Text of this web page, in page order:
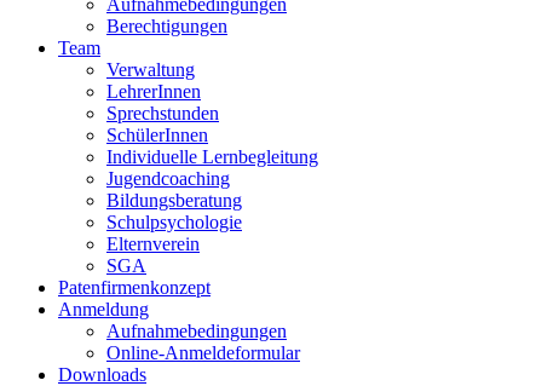
Aufnahmebedingungen
Berechtigungen
Team
Verwaltung
LehrerInnen
Sprechstunden
SchülerInnen
Individuelle Lernbegleitung
Jugendcoaching
Bildungsberatung
Schulpsychologie
Elternverein
SGA
Patenfirmenkonzept
Anmeldung
Aufnahmebedingungen
Online-Anmeldeformular
Downloads